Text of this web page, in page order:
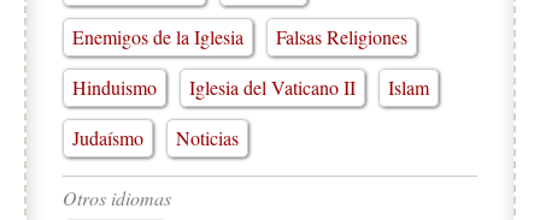
Enemigos de la Iglesia
Falsas Religiones
Hinduismo
Iglesia del Vaticano II
Islam
Judaísmo
Noticias
Otros idiomas